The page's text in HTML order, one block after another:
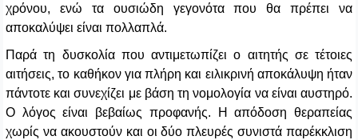
χρόνου, ενώ τα ουσιώδη γεγονότα που θα πρέπει να
αποκαλύψει είναι πολλαπλά.
Παρά τη δυσκολία που αντιμετωπίζει ο αιτητής σε τέτοιες
αιτήσεις, το καθήκον για πλήρη και ειλικρινή αποκάλυψη ήταν
πάντοτε και συνεχίζει με βάση τη νομολογία να είναι αυστηρό.
O λόγος είναι βεβαίως προφανής. Η απόδοση θεραπείας
χωρίς να ακουστούν και οι δύο πλευρές συνιστά παρέκκλιση